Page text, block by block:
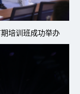
培训班成功举办